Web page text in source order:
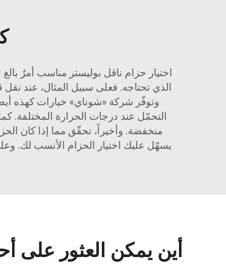
اختيار حزام ناقل بوليستر مناسب أمرٌ
الذي تحتاجه. فعلى سبيل المثال، عند
وتوفّر شركة «شوناي» خيارات كهذه
التحمّل عند درجات الحرارة المختلفة.
منخفضة. وأخيراً، تحقّق مما إذا كان
يسهّل عليك اختيار الحزام الأنسب لك.
أين يمكن العثور على